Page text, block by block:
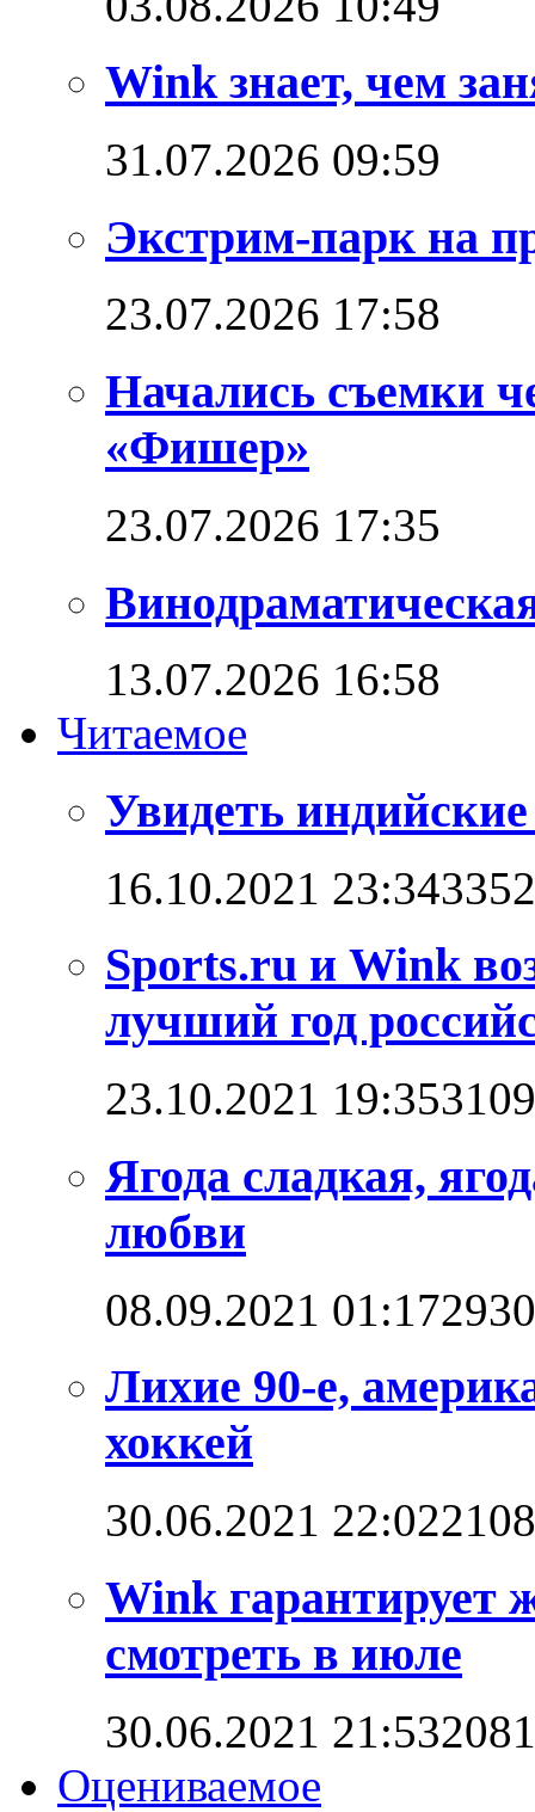
Wink знает, чем
31.07.2026 09:59
Экстрим-парк на
23.07.2026 17:58
Начались съемки
«Фишер»
23.07.2026 17:35
13.07.2026 16:58
Читаемое
Увидеть
16.10.2021 23:34
Sports.ru и Wink
лучший год
23.10.2021 19:35
Ягода сладкая,
любви
08.09.2021 01:17
Лихие 90-е,
хоккей
30.06.2021 22:02
Wink
смотреть в июле
30.06.2021 21:53
Оцениваемое